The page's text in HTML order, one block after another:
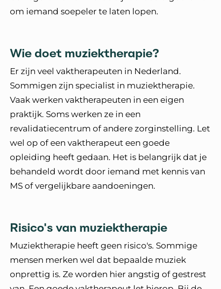
om iemand soepeler te laten lopen.
Wie doet muziektherapie?
Er zijn veel vaktherapeuten in Nederland.
Sommigen zijn specialist in muziektherapie.
Vaak werken vaktherapeuten in een eigen
praktijk. Soms werken ze in een
revalidatiecentrum of andere zorginstelling. Let
wel op of een vaktherapeut een goede
opleiding heeft gedaan. Het is belangrijk dat je
behandeld wordt door iemand met kennis van
MS of vergelijkbare aandoeningen.
Risico's van muziektherapie
Muziektherapie heeft geen risico's. Sommige
mensen merken wel dat bepaalde muziek
onprettig is. Ze worden hier angstig of gestrest